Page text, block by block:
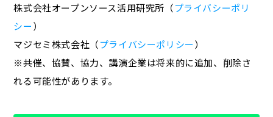
株式会社オープンソース活用研究所（プライバシーポリ
シー）
マジセミ株式会社（プライバシーポリシー）
※共催、協賛、協力、講演企業は将来的に追加、削除さ
れる可能性があります。